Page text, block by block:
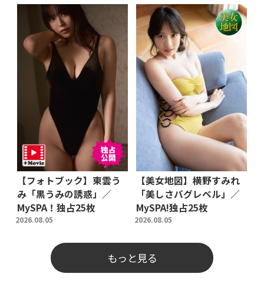
【フォトブック】東雲う
み「黒うみの誘惑」／
MySPA！独占25枚
2026.08.05
【美女地図】横野すみれ
「美しさバグレベル」／
MySPA!独占25枚
2026.08.05
もっと見る